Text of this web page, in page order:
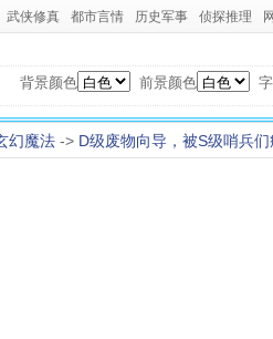
武侠修真 都市言情 历史军事 侦探推理
背景颜色 前景颜色
幻魔法 -> D级废物向导，被S级哨兵